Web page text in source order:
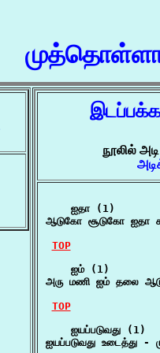
நூலில்
    ஐதா (1)
ஆடுகோ சூடுகோ
TOP
    ஐம் (1)
அரு மணி ஐம் தலை
TOP
    ஐயப்படுவது (1)
ஐயப்படுவது உடைத்து